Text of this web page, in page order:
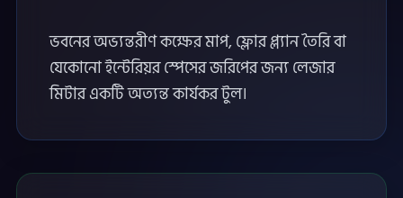
ভবনের অভ্যন্তরীণ কক্ষের মাপ, ফ্লোর প্ল্যান তৈরি বা
যেকোনো ইন্টেরিয়র স্পেসের জরিপের জন্য লেজার
মিটার একটি অত্যন্ত কার্যকর টুল।